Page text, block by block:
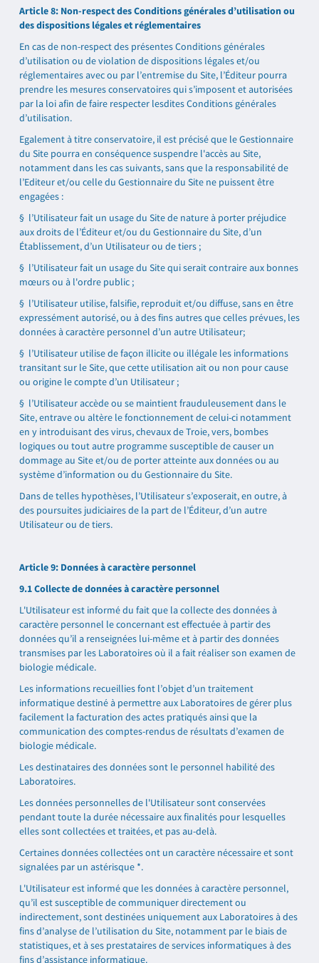
Article 8: Non-respect des Conditions générales d’utilisation ou
des dispositions légales et réglementaires
En cas de non-respect des présentes Conditions générales
d’utilisation ou de violation de dispositions légales et/ou
réglementaires avec ou par l’entremise du Site, l’Éditeur pourra
prendre les mesures conservatoires qui s’imposent et autorisées
par la loi afin de faire respecter lesdites Conditions générales
d’utilisation.
Egalement à titre conservatoire, il est précisé que le Gestionnaire
du Site pourra en conséquence suspendre l'accès au Site,
notamment dans les cas suivants, sans que la responsabilité de
l’Editeur et/ou celle du Gestionnaire du Site ne puissent être
engagées :
§ l’Utilisateur fait un usage du Site de nature à porter préjudice
aux droits de l’Éditeur et/ou du Gestionnaire du Site, d’un
Établissement, d’un Utilisateur ou de tiers ;
§ l’Utilisateur fait un usage du Site qui serait contraire aux bonnes
mœurs ou à l'ordre public ;
§ l’Utilisateur utilise, falsifie, reproduit et/ou diffuse, sans en être
expressément autorisé, ou à des fins autres que celles prévues, les
données à caractère personnel d’un autre Utilisateur;
§ l’Utilisateur utilise de façon illicite ou illégale les informations
transitant sur le Site, que cette utilisation ait ou non pour cause
ou origine le compte d’un Utilisateur ;
§ l’Utilisateur accède ou se maintient frauduleusement dans le
Site, entrave ou altère le fonctionnement de celui-ci notamment
en y introduisant des virus, chevaux de Troie, vers, bombes
logiques ou tout autre programme susceptible de causer un
dommage au Site et/ou de porter atteinte aux données ou au
système d’information ou du Gestionnaire du Site.
Dans de telles hypothèses, l’Utilisateur s’exposerait, en outre, à
des poursuites judiciaires de la part de l’Éditeur, d’un autre
Utilisateur ou de tiers.
Article 9: Données à caractère personnel
9.1 Collecte de données à caractère personnel
L'Utilisateur est informé du fait que la collecte des données à
caractère personnel le concernant est effectuée à partir des
données qu’il a renseignées lui-même et à partir des données
transmises par les Laboratoires où il a fait réaliser son examen de
biologie médicale.
Les informations recueillies font l’objet d’un traitement
informatique destiné à permettre aux Laboratoires de gérer plus
facilement la facturation des actes pratiqués ainsi que la
communication des comptes-rendus de résultats d’examen de
biologie médicale.
Les destinataires des données sont le personnel habilité des
Laboratoires.
Les données personnelles de l'Utilisateur sont conservées
pendant toute la durée nécessaire aux finalités pour lesquelles
elles sont collectées et traitées, et pas au-delà.
Certaines données collectées ont un caractère nécessaire et sont
signalées par un astérisque *.
L'Utilisateur est informé que les données à caractère personnel,
qu’il est susceptible de communiquer directement ou
indirectement, sont destinées uniquement aux Laboratoires à des
fins d’analyse de l’utilisation du Site, notamment par le biais de
statistiques, et à ses prestataires de services informatiques à des
fins d’assistance informatique.